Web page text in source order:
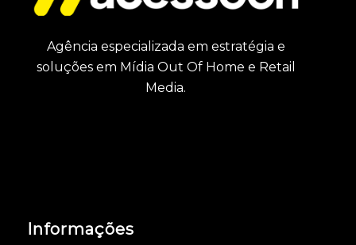
Agência especializada em estratégia e
soluções em Mídia Out Of Home e Retail
Media.
Informações